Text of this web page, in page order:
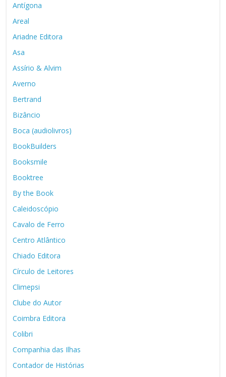
Antígona
Areal
Ariadne Editora
Asa
Assírio & Alvim
Averno
Bertrand
Bizâncio
Boca (audiolivros)
BookBuilders
Booksmile
Booktree
By the Book
Caleidoscópio
Cavalo de Ferro
Centro Atlântico
Chiado Editora
Círculo de Leitores
Climepsi
Clube do Autor
Coimbra Editora
Colibri
Companhia das Ilhas
Contador de Histórias